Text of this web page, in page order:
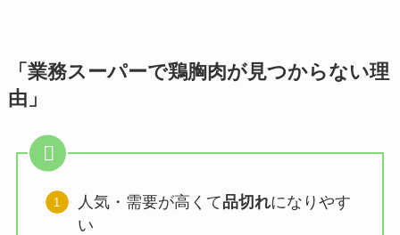
「業務スーパーで鶏胸肉が見つからない理
由」
人気・需要が高くて品切れになりやす
い